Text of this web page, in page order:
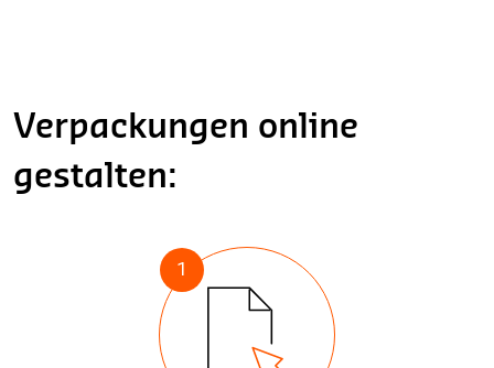
Verpackungen online
gestalten:
1